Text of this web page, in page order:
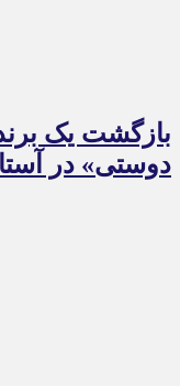
بازگشت یک
دوستی» در